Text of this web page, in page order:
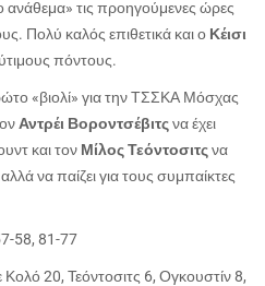
ανάθεμα» τις προηγούμενες ώρες
Πολύ καλός επιθετικά και ο Κέισι
πόντους.
«βιολί» για την ΤΣΣΚΑ Μόσχας
Αντρέι Βοροντσέβιτςνα έχει
και τον Μίλος Τεόντοσιτςνα
να παίζει για τους συμπαίκτες
58, 81-77
Κολό 20, Τεόντοσιτς 6, Ογκουστίν 8,